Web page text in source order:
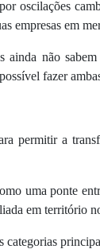
oscilações
empresas em
ainda não
fazer
permitir a
uma ponte
em território
categorias